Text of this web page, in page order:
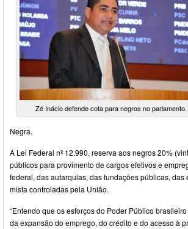
Zé Inácio defende cota para negros no parlamento.
Negra.
A Lei Federal nº 12.990, reserva aos negros 20%
públicos para provimento de cargos efetivos e
federal, das autarquias, das fundações públicas,
mista controladas pela União.
“Entendo que os esforços do Poder Público
da expansão do emprego, do crédito e do acesso à